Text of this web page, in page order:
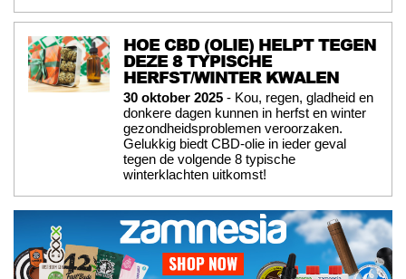
HOE CBD (OLIE) HELPT TEGEN
DEZE 8 TYPISCHE
HERFST/WINTER KWALEN
30 oktober 2025 - Kou, regen, gladheid en
donkere dagen kunnen in herfst en winter
gezondheidsproblemen veroorzaken.
Gelukkig biedt CBD-olie in ieder geval
tegen de volgende 8 typische
winterklachten uitkomst!